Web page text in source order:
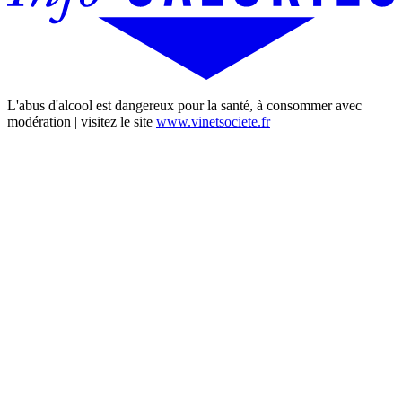
L'abus d'alcool est dangereux pour la santé, à consommer avec
modération | visitez le site www.vinetsociete.fr